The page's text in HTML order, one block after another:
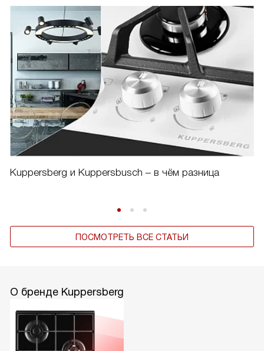
Kuppersberg и Kuppersbusch – в чём разница
ПОСМОТРЕТЬ ВСЕ СТАТЬИ
О бренде Kuppersberg